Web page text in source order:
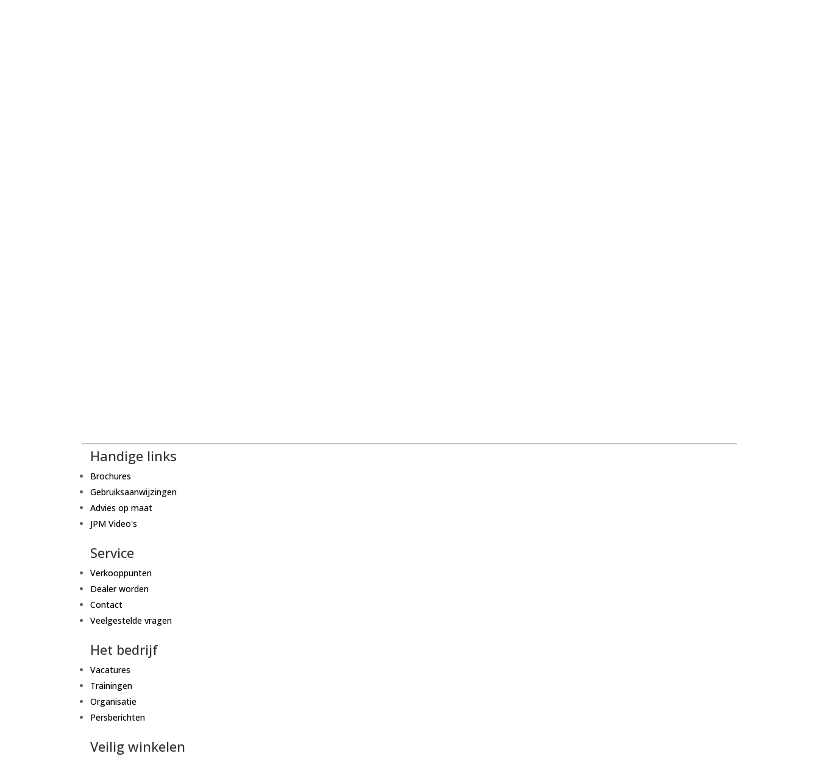
Handige links
Brochures
Gebruiksaanwijzingen
Advies op maat
JPM Video's
Service
Verkooppunten
Dealer worden
Contact
Veelgestelde vragen
Het bedrijf
Vacatures
Trainingen
Organisatie
Persberichten
Veilig winkelen